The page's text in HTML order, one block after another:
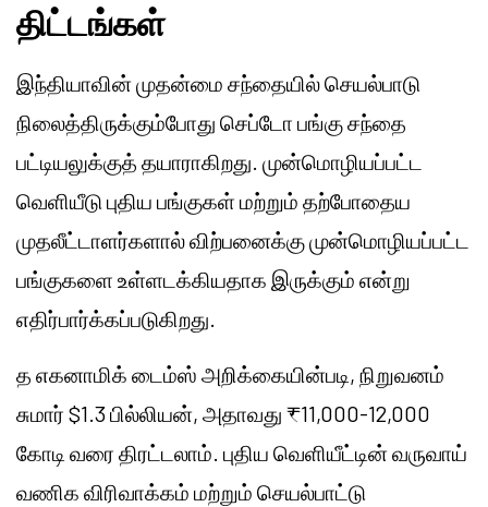
திட்டங்கள்
இந்தியாவின் முதன்மை சந்தையில் செயல்பாடு
நிலைத்திருக்கும்போது செப்டோ பங்கு சந்தை
பட்டியலுக்குத் தயாராகிறது. முன்மொழியப்பட்ட
வெளியீடு புதிய பங்குகள் மற்றும் தற்போதைய
முதலீட்டாளர்களால் விற்பனைக்கு முன்மொழியப்பட்ட
பங்குகளை உள்ளடக்கியதாக இருக்கும் என்று
எதிர்பார்க்கப்படுகிறது.
த எகனாமிக் டைம்ஸ் அறிக்கையின்படி, நிறுவனம்
சுமார் $1.3 பில்லியன், அதாவது ₹11,000-12,000
கோடி வரை திரட்டலாம். புதிய வெளியீட்டின் வருவாய்
வணிக விரிவாக்கம் மற்றும் செயல்பாட்டு